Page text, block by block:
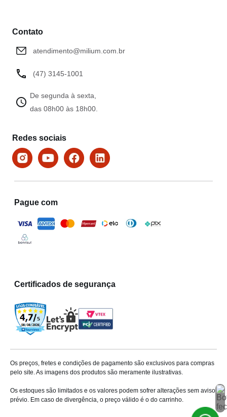
Contato
atendimento@milium.com.br
(47) 3145-1001
De segunda à sexta,
das 08h00 às 18h00.
Redes sociais
Pague com
Certificados de segurança
Os preços, fretes e condições de pagamento são exclusivos para compras
pelo site. As imagens dos produtos são meramente ilustrativas.
Os estoques são limitados e os valores podem sofrer alterações sem aviso
prévio. Em caso de divergência, o preço válido é o do carrinho.